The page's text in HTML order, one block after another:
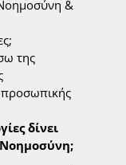
&
της
προσωπικής
δίνει